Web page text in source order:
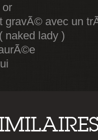
or
gravÃ© avec un
naked lady )